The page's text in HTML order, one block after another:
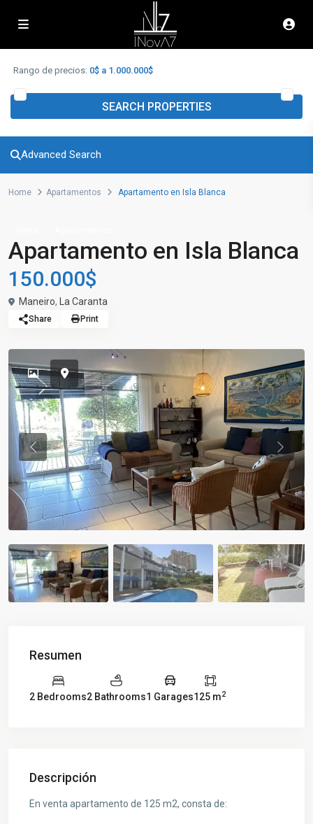
Rango de precios: 0$ a 1.000.000$
SEARCH PROPERTIES
Advanced Search
Home Apartamentos Apartamento en Isla Blanca
Apartamento en Isla Blanca
150.000$
Maneiro, La Caranta
Share Print
Previous
Resumen
2 Bedrooms2 Bathrooms1 Garages125 m2
Descripción
En venta apartamento de 125 m2, consta de: